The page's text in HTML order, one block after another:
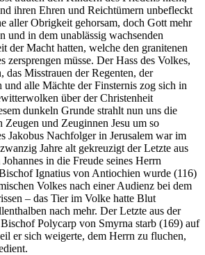
ihren Ehren und Reichtümern unbefleckt
aller Obrigkeit gehorsam, doch Gott mehr
und in dem unablässig wachsenden
der Macht hatten, welche den granitenen
zersprengen müsse. Der Hass des Volkes,
das Misstrauen der Regenten, der
und alle Mächte der Finsternis zog sich in
über der Christenheit
dunkeln Grunde strahlt nun uns die
und Zeuginnen Jesu um so
Jakobus Nachfolger in Jerusalem war im
Jahre alt gekreuzigt der Letzte aus
in die Freude seines Herrn
Ignatius von Antiochien wurde (116)
Volkes nach einer Audienz bei dem
– das Tier im Volke hatte Blut
nach mehr. Der Letzte aus der
Polycarp von Smyrna starb (169) auf
er sich weigerte, dem Herrn zu fluchen,